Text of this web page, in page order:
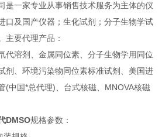
是一家专业从事销售技术服务为主体的仪
口及国产仪器；生化试剂；分子生物学试
主要代理产品：
代溶剂、金属同位素、分子生物学用同位
剂、环境污染物同位素标准试剂、美国进
(中国*总代理)、台式核磁、MNOVA核磁
DMSO规格参数：